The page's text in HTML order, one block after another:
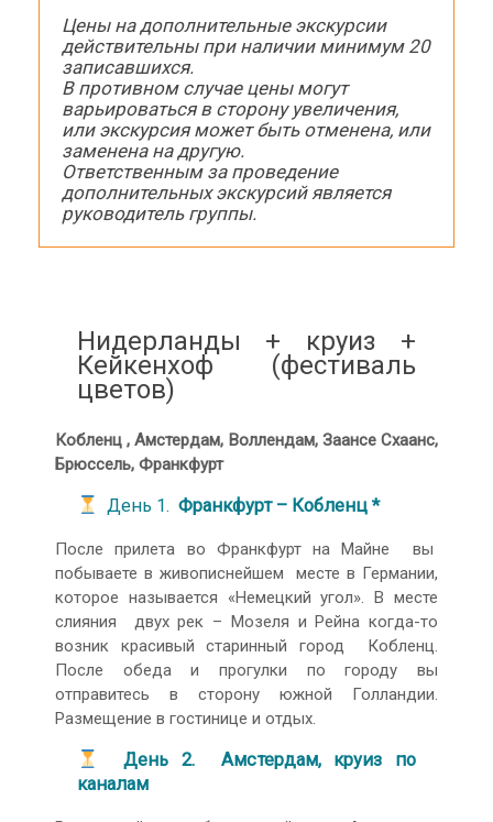
Цены на дополнительные экскурсии
действительны при наличии минимум 20
записавшихся.
В противном случае цены могут
варьироваться в сторону увеличения,
или экскурсия может быть отменена, или
заменена на другую.
Ответственным за проведение
дополнительных экскурсий является
руководитель группы.
Нидерланды + круиз +
Кейкенхоф (фестиваль
цветов)
Кобленц , Амстердам, Воллендам, Заансе Схаанс,
Брюссель, Франкфурт
День 1. Франкфурт – Кобленц *
После прилета во Франкфурт на Майне вы
побываете в живописнейшем месте в Германии,
которое называется «Немецкий угол». В месте
слияния двух рек – Мозеля и Рейна когда-то
возник красивый старинный город Кобленц.
После обеда и прогулки по городу вы
отправитесь в сторону южной Голландии.
Размещение в гостинице и отдых.
День 2. Амстердам, круиз по
каналам